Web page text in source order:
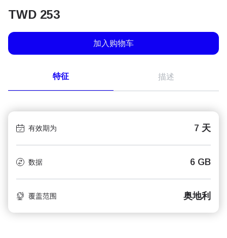
TWD 253
加入购物车
特征 描述
有效期为 7 天
数据 6 GB
覆盖范围 奥地利